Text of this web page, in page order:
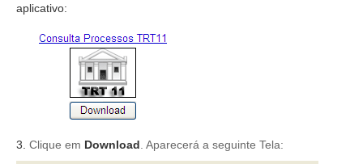
Comissão de Justiça Itinerante
Comissão Permanente de Avaliação Documental
Automação e IA
Governança
Gestão Estratégica
aplicativo:
3. Clique em Download. Aparecerá a seguinte Tela: